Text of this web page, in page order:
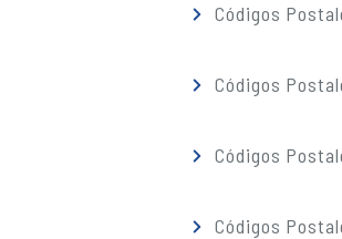
Códigos
Códigos
Códigos
Códigos